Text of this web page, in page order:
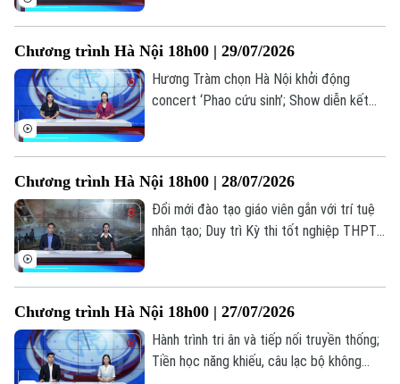
Thời trang
Âm nhạc
Chương trình Hà Nội 18h00 | 29/07/2026
Hương Tràm chọn Hà Nội khởi động
concert ‘Phao cứu sinh’; Show diễn kết
bản tin hôm nay.
Chương trình Hà Nội 18h00 | 28/07/2026
Đổi mới đào tạo giáo viên gắn với trí tuệ
nhân tạo; Duy trì Kỳ thi tốt nghiệp THPT
trong bản tin hôm nay.
Chương trình Hà Nội 18h00 | 27/07/2026
Hành trình tri ân và tiếp nối truyền thống;
Tiền học năng khiếu, câu lạc bộ không